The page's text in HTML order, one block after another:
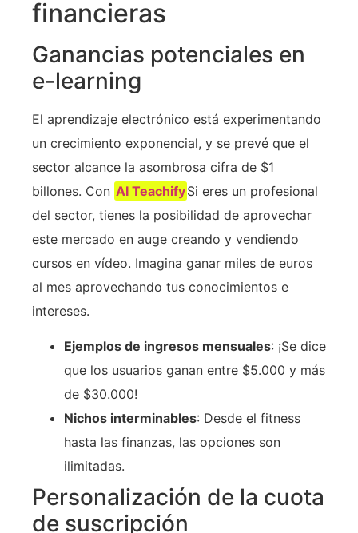
financieras
Ganancias potenciales en
e-learning
El aprendizaje electrónico está experimentando
un crecimiento exponencial, y se prevé que el
sector alcance la asombrosa cifra de $1
billones. Con AI TeachifySi eres un profesional
del sector, tienes la posibilidad de aprovechar
este mercado en auge creando y vendiendo
cursos en vídeo. Imagina ganar miles de euros
al mes aprovechando tus conocimientos e
intereses.
Ejemplos de ingresos mensuales: ¡Se dice
que los usuarios ganan entre $5.000 y más
de $30.000!
Nichos interminables: Desde el fitness
hasta las finanzas, las opciones son
ilimitadas.
Personalización de la cuota
de suscripción